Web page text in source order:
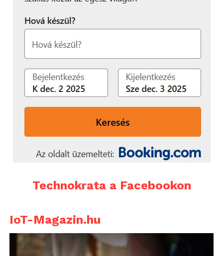
Technokrata a Facebookon
IoT-Magazin.hu